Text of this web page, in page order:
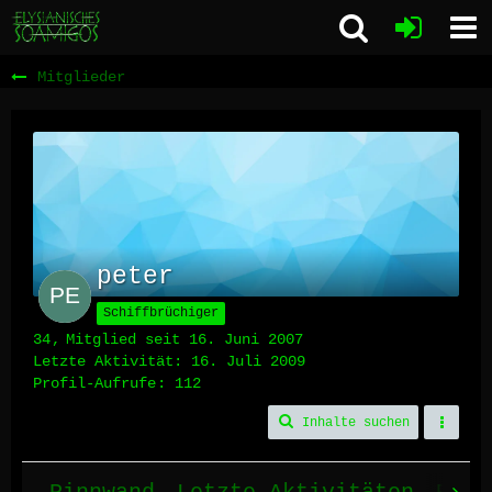
Mitglieder
peter
Schiffbrüchiger
34
Mitglied seit 16. Juni 2007
Letzte Aktivität: 16. Juli 2009
Profil-Aufrufe
112
Inhalte suchen